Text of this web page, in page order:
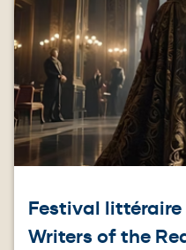
Festival
Writers of the